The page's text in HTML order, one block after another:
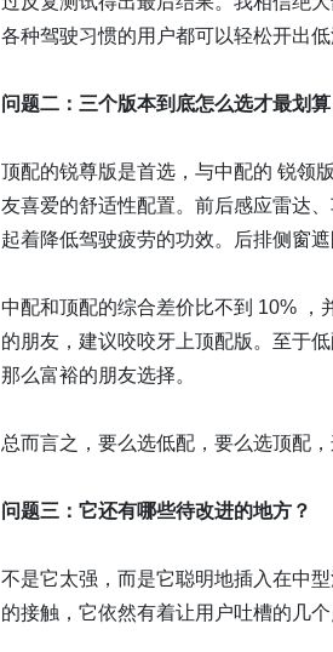
各种驾驶习惯的用户都可以轻松开出低
问题二：三个版本到底怎么选才最划算
顶配的锐尊版是首选，与中配的 锐领
友喜爱的舒适性配置。前后感应雷达
起着降低驾驶疲劳的功效。后排侧窗
中配和顶配的综合差价比不到 10% ，
的朋友，建议咬咬牙上顶配版。至于
那么富裕的朋友选择。
总而言之，要么选低配，要么选顶配
问题三：它还有哪些待改进的地方？
不是它太强，而是它聪明地插入在中
的接触，它依然有着让用户吐槽的几个